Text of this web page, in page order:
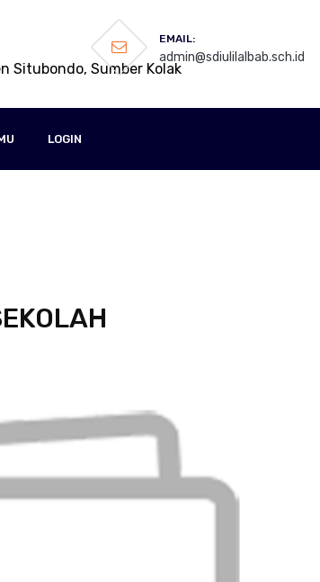
Situbondo, Sumber Kolak
EMAIL:
admin@sdiulilalbab.sch.id
LOGIN